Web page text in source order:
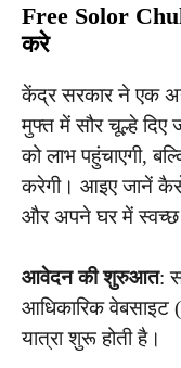
Free Solor
करे
केंद्र सरकार ने एक
मुफ्त में सौर चूल्हे दिए
को लाभ पहुंचाएगी,
करेगी। आइए जानें
और अपने घर में स्वच्छ
आवेदन की शुरुआत:
आधिकारिक वेबसाइट (
यात्रा शुरू होती है।